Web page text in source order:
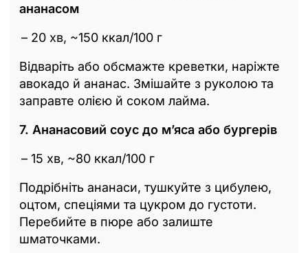
ананасом
– 20 хв, ~150 ккал/100 г
Відваріть або обсмажте креветки, наріжте
авокадо й ананас. Змішайте з руколою та
заправте олією й соком лайма.
7. Ананасовий соус до м’яса або бургерів
– 15 хв, ~80 ккал/100 г
Подрібніть ананаси, тушкуйте з цибулею,
оцтом, спеціями та цукром до густоти.
Перебийте в пюре або залиште
шматочками.